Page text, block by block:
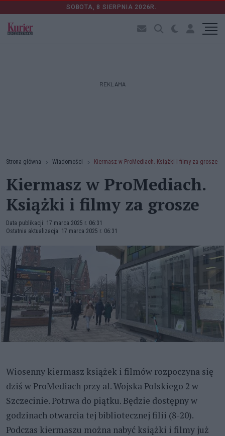
SOBOTA, 8 SIERPNIA 2026R.
REKLAMA
Strona główna Wiadomości Kiermasz w ProMediach. Książki i filmy za grosze
Kiermasz w ProMediach.
Książki i filmy za grosze
Data publikacji: 17 marca 2025 r. 06:31
Ostatnia aktualizacja: 17 marca 2025 r. 06:31
Wiosenny kiermasz książek i filmów rozpoczyna się
dziś w ProMediach przy al. Wojska Polskiego 2 w
Szczecinie. Potrwa do piątku. Będzie dostępny w
godzinach otwarcia tej bibliotecznej filii (8-20).
Podczas kiermaszu można nabyć książki i filmy już